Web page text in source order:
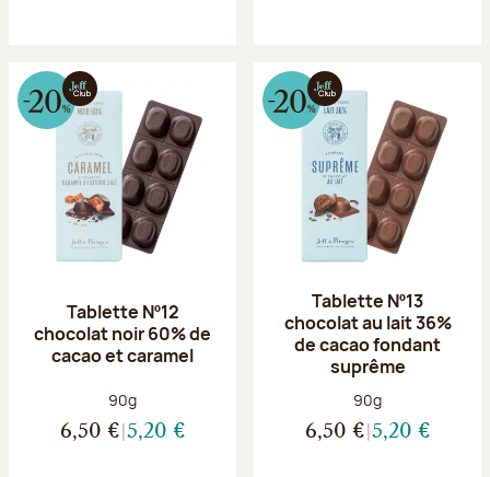
Tablette Nº12
chocolat noir 60% de
cacao et caramel
Poids net :
90g
6,50 € 5,20 €
Tablette Nº13
chocolat au lait 36%
de cacao fondant
suprême
Poids net :
90g
6,50 € 5,20 €